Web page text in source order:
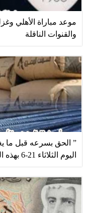
موعد مباراة الأهلي
والقنوات الناقلة
” الحق بسرعه قبل ما
اليوم الثلاثاء 21-6 بهذه المصانع بدون مشال